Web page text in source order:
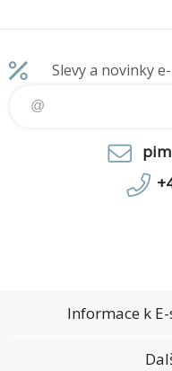
Slevy a novinky
Informace k